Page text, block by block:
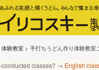
体験教室 > 手打ちうどん作り体験教室
classes? → English